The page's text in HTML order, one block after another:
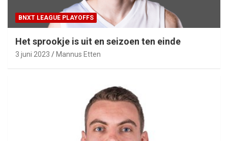
BNXT LEAGUE PLAYOFFS
Het sprookje is uit en seizoen ten einde
3 juni 2023 Mannus Etten